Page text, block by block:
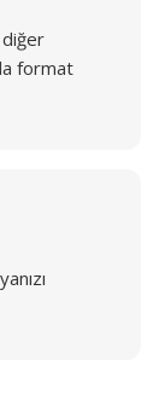
diğer
format